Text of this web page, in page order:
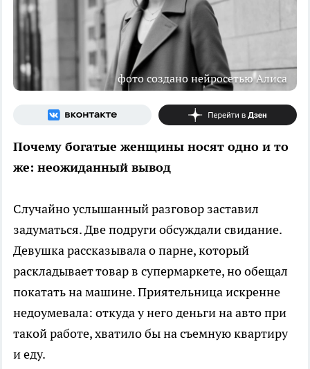
фото создано нейросетью Алиса
Почему богатые женщины носят одно и то
же: неожиданный вывод
Случайно услышанный разговор заставил
задуматься. Две подруги обсуждали свидание.
Девушка рассказывала о парне, который
раскладывает товар в супермаркете, но обещал
покатать на машине. Приятельница искренне
недоумевала: откуда у него деньги на авто при
такой работе, хватило бы на съемную квартиру
и еду.